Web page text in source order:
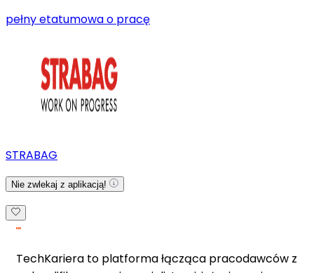
pełny etatumowa o pracę
STRABAG
Nie zwlekaj z aplikacją!
TechKariera to platforma łącząca pracodawców z